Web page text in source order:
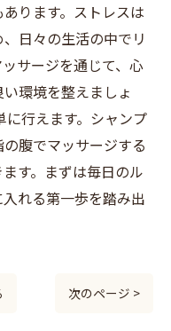
ります。ストレスは
日々の生活の中でリ
サージを通じて、心
環境を整えましょ
に行えます。シャンプ
腹でマッサージする
す。まずは毎日のル
れる第一歩を踏み出
次のページ >